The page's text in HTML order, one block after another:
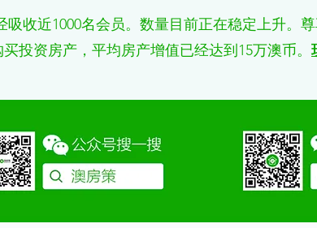
吸收近1000名会员。数量目前正在稳定上升。
投资房产，平均房产增值已经达到15万澳币。